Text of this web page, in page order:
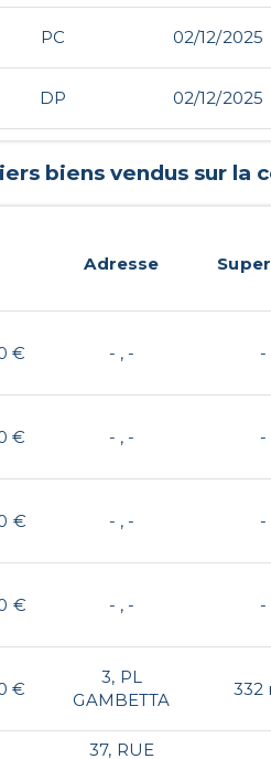
PC 02/12/2025
DP 02/12/2025
biens vendus sur la
Adresse
€ - , - -
€ - , - -
€ - , - -
€ - , - -
€
3, PL
GAMBETTA
332
37, RUE